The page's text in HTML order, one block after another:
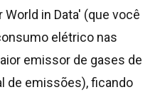
in Data' (que você
elétrico nas
emissor de gases de
de emissões), ficando